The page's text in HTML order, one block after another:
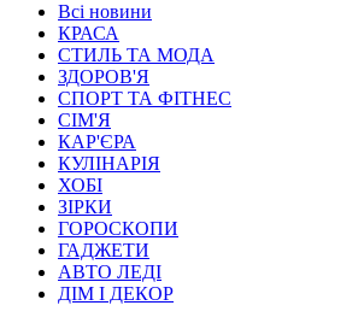
Всі новини
КРАСА
СТИЛЬ ТА МОДА
ЗДОРОВ'Я
СПОРТ ТА ФІТНЕС
СІМ'Я
КАР'ЄРА
КУЛІНАРІЯ
ХОБІ
ЗІРКИ
ГОРОСКОПИ
ГАДЖЕТИ
АВТО ЛЕДІ
ДІМ І ДЕКОР